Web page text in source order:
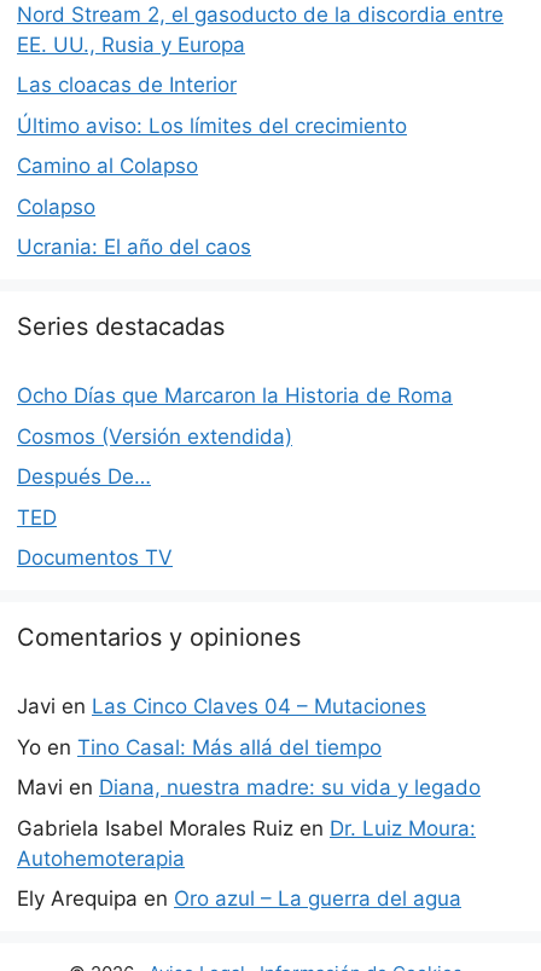
Nord Stream 2, el gasoducto de la discordia entre
EE. UU., Rusia y Europa
Las cloacas de Interior
Último aviso: Los límites del crecimiento
Camino al Colapso
Colapso
Ucrania: El año del caos
Series destacadas
Ocho Días que Marcaron la Historia de Roma
Cosmos (Versión extendida)
Después De…
TED
Documentos TV
Comentarios y opiniones
Javi en Las Cinco Claves 04 – Mutaciones
Yo en Tino Casal: Más allá del tiempo
Mavi en Diana, nuestra madre: su vida y legado
Gabriela Isabel Morales Ruiz en Dr. Luiz Moura:
Autohemoterapia
Ely Arequipa en Oro azul – La guerra del agua